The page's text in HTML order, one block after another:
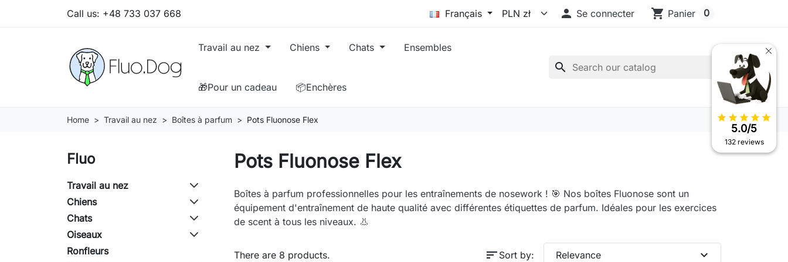
Call us: +48 733 037 668 Français  Se connecter shopping_cart Panier 0
Travail au nez Chiens Chats Ensembles
🎁Pour un cadeau 📦Enchères
search
Home Travail au nez Boîtes à parfum Pots Fluonose Flex
Fluo
Travail au nez
Chiens
Chats
Oiseaux
Ronfleurs
Pots Fluonose Flex
Boîtes à parfum professionnelles pour les entraînements de nosework ! 🎯 Nos boîtes Fluonose sont un
équipement d'entraînement de haute qualité avec différentes étiquettes de parfum. Idéales pour les exercices
de scent à tous les niveaux. 👃
There are 8 products. sort Sort by: Relevance expand_more
star star star star star
5.0/5
132 reviews